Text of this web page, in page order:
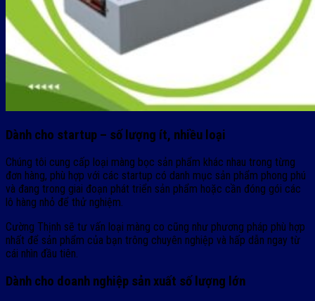
Dành cho startup – số lượng ít, nhiều loại
Chúng tôi cung cấp loại màng bọc sản phẩm khác nhau trong từng
đơn hàng, phù hợp với các startup có danh mục sản phẩm phong phú
và đang trong giai đoạn phát triển sản phẩm hoặc cần đóng gói các
lô hàng nhỏ để thử nghiệm.
Cường Thịnh sẽ tư vấn loại màng co cũng như phương pháp phù hợp
nhất để sản phẩm của bạn trông chuyên nghiệp và hấp dẫn ngay từ
cái nhìn đầu tiên.
Dành cho doanh nghiệp sản xuất số lượng lớn